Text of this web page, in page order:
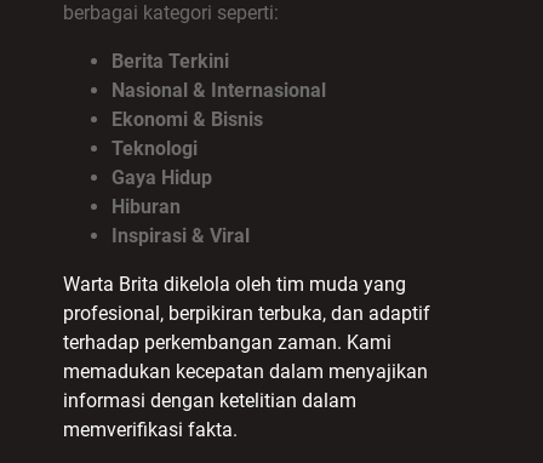
berbagai kategori seperti:
Berita Terkini
Nasional & Internasional
Ekonomi & Bisnis
Teknologi
Gaya Hidup
Hiburan
Inspirasi & Viral
Warta Brita dikelola oleh tim muda yang
profesional, berpikiran terbuka, dan adaptif
terhadap perkembangan zaman. Kami
memadukan kecepatan dalam menyajikan
informasi dengan ketelitian dalam
memverifikasi fakta.